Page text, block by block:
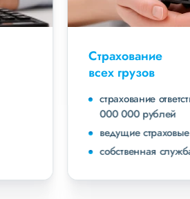
Страхование
всех грузов
страхование ответственности
000 000 рублей
ведущие страховые компании
собственная служба